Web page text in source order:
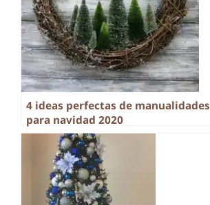
4 ideas perfectas de manualidades
para navidad 2020